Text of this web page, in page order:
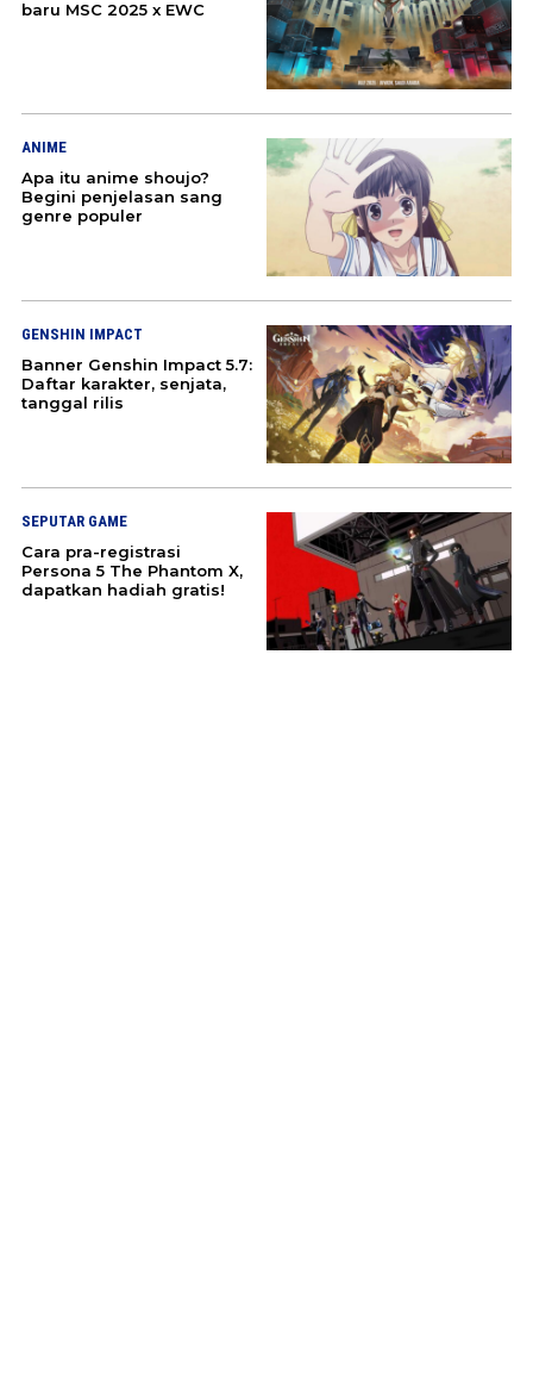
baru MSC 2025 x EWC
ANIME
Apa itu anime shoujo?
Begini penjelasan sang
genre populer
GENSHIN IMPACT
Banner Genshin Impact 5.7:
Daftar karakter, senjata,
tanggal rilis
SEPUTAR GAME
Cara pra-registrasi
Persona 5 The Phantom X,
dapatkan hadiah gratis!